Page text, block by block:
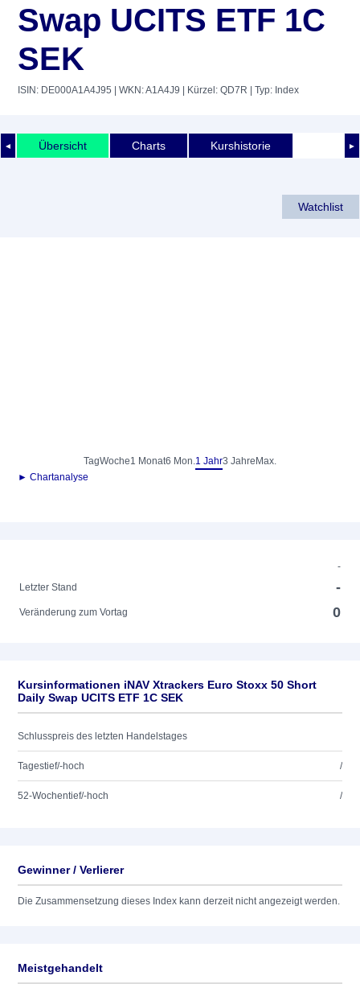
Swap UCITS ETF 1C
SEK
ISIN: DE000A1A4J95 | WKN: A1A4J9 | Kürzel: QD7R | Typ: Index
◄ ►
Übersicht Charts Kurshistorie
Watchlist
TagWoche1 Monat6 Mon.1 Jahr3 Jahre Max.
► Chartanalyse
-
Letzter Stand
-
Veränderung zum Vortag 0
Kursinformationen iNAV Xtrackers Euro Stoxx 50 Short
Daily Swap UCITS ETF 1C SEK
Schlusspreis des letzten Handelstages
Tagestief/-hoch /
52-Wochentief/-hoch /
Gewinner / Verlierer
Die Zusammensetzung dieses Index kann derzeit nicht angezeigt werden.
Meistgehandelt